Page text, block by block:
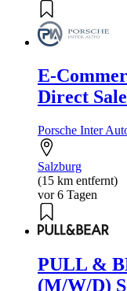
E-
Direct
Porsche Inter
Salzburg
(15 km entfernt)
vor 6 Tagen
PULL &
(M/W/D)